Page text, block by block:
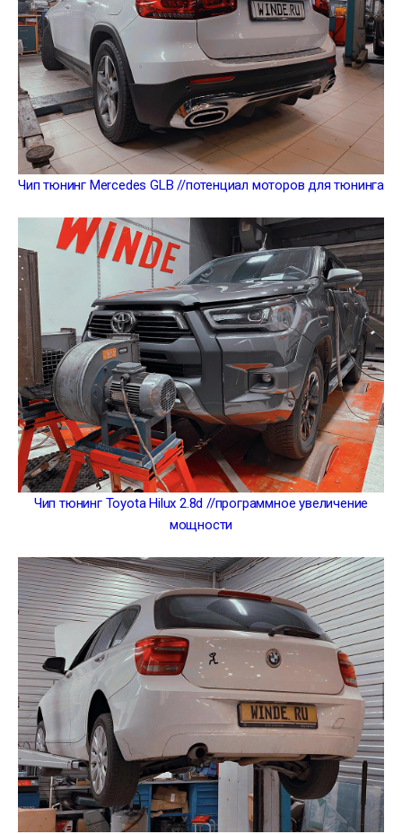
Чип тюнинг Mercedes GLB //потенциал моторов для тюнинга
Чип тюнинг Toyota Hilux 2.8d //программное увеличение
мощности